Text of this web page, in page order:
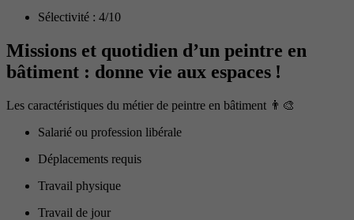
Sélectivité : 4/10
Missions et quotidien d’un peintre en
bâtiment : donne vie aux espaces !
Les caractéristiques du métier de peintre en bâtiment 👨‍🎨
Salarié ou profession libérale
Déplacements requis
Travail physique
Travail de jour